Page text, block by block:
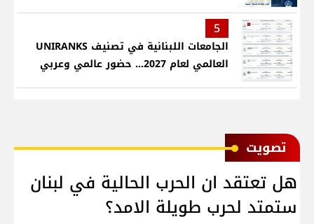
5
الجامعات اللبنانية في تصنيف UNIRANKS
العالمي لعام 2027... حضور عالمي وعربي
ﺗﺼﻮﻳﺖ
هل تعتقد ان الحرب الحالية في لبنان
ستمتد لحرب طويلة الامد؟